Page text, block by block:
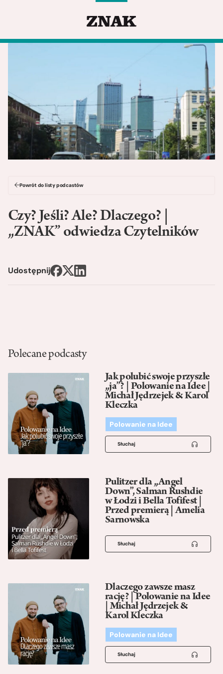
Powrót do listy podcastów
Czy? Jeśli? Ale? Dlaczego? |
„ZNAK” odwiedza Czytelników
Udostępnij
Polecane podcasty
Jak polubić swoje przyszłe
„ja”? | Polowanie na Idee |
Michał Jędrzejek & Karol
Kleczka
Polowanie na Idee
Słuchaj
Pulitzer dla „Angel
Down”, Salman Rushdie
w Łodzi i Bella Tofifest |
Przed premierą | Amelia
Sarnowska
Słuchaj
Dlaczego zawsze masz
rację? | Polowanie na Idee
| Michał Jędrzejek &
Karol Kleczka
Polowanie na Idee
Słuchaj